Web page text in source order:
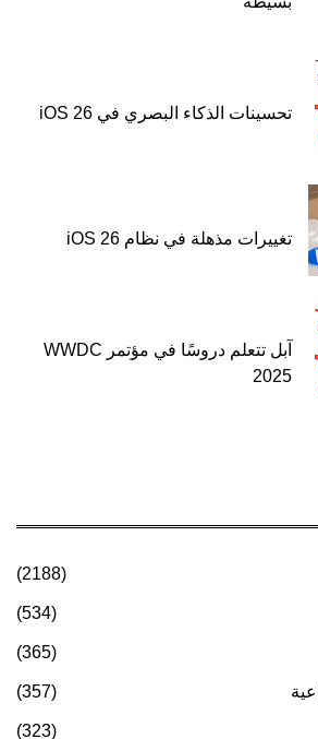
تحسينات الذكاء البصري في iOS 26
تغييرات مذهلة في نظام iOS 26
آبل تتعلم دروسًا في مؤتمر WWDC
2025
(2188)
(534)
(365)
(357)
(323)